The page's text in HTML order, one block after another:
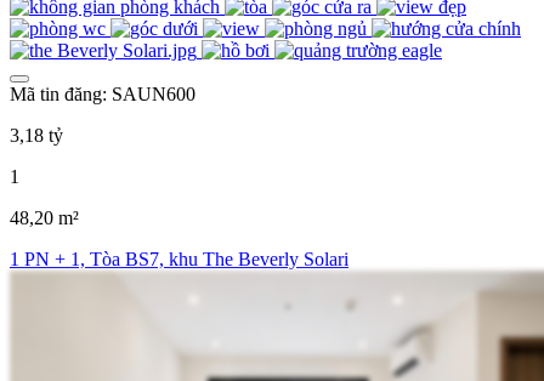
Mã tin đăng: SAUN600
3,18 tỷ
1
48,20 m²
1 PN + 1, Tòa BS7, khu The Beverly Solari